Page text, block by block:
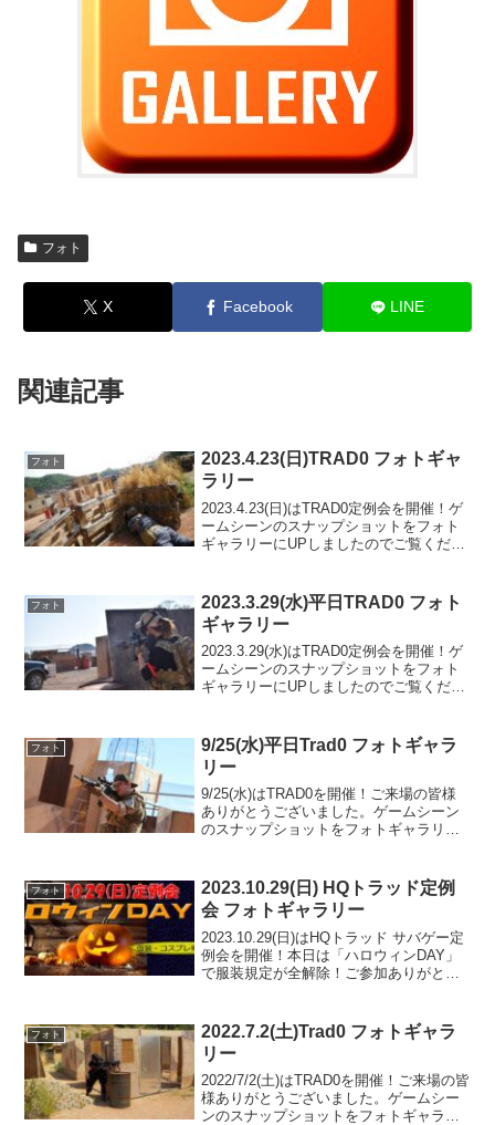
フォト
X Facebook LINE
関連記事
フォト
2023.4.23(日)TRAD0 フォトギャ
ラリー
2023.4.23(日)はTRAD0定例会を開催！ゲ
ームシーンのスナップショットをフォト
ギャラリーにUPしましたのでご覧くださ
Photo)
フォト
2023.3.29(水)平日TRAD0 フォト
ギャラリー
2023.3.29(水)はTRAD0定例会を開催！ゲ
ームシーンのスナップショットをフォト
ギャラリーにUPしましたのでご覧くださ
Photo)
フォト
9/25(水)平日Trad0 フォトギャラ
リー
9/25(水)はTRAD0を開催！ご来場の皆様
ありがとうございました。ゲームシーン
のスナップショットをフォトギャラリー
トアルバムをみる(Google Photo)
フォト
2023.10.29(日) HQトラッド定例
会 フォトギャラリー
2023.10.29(日)はHQトラッド サバゲー定
例会を開催！本日は「ハロウィンDAY」
で服装規定が全解除！ご参加ありがとう
たのでご覧ください。また次回のご利用
をお...
フォト
2022.7.2(土)Trad0 フォトギャラ
リー
2022/7/2(土)はTRAD0を開催！ご来場の皆
様ありがとうございました。ゲームシー
ンのスナップショットをフォトギャラリ